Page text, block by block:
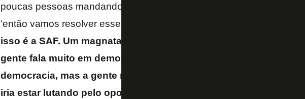
poucas pessoas mandando em um time que tem milhões de
‘então vamos resolver esse problema’. Como?
isso é a SAF. Um magnata vai comprar um time e esse cara vai
gente fala muito em democracia, a gente ama a democracia, a
democracia, mas a gente não pratica isso, porque se a gente
iria estar lutando pelo oposto, mais pessoas com o poder de